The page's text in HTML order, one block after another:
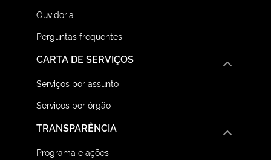
Ouvidoria
Perguntas frequentes
CARTA DE SERVIÇOS
Serviços por assunto
Serviços por órgão
TRANSPARÊNCIA
Programa e ações